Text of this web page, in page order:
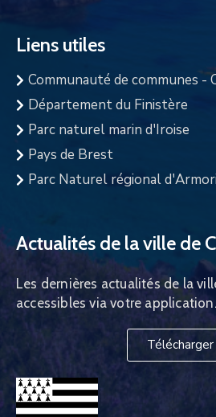
Liens utiles
Communauté de communes -
Département du Finistère
Parc naturel marin d'Iroise
Pays de Brest
Parc Naturel régional
Actualités de la ville de
Les dernières actualités de la
accessibles via votre application.
Télécharger